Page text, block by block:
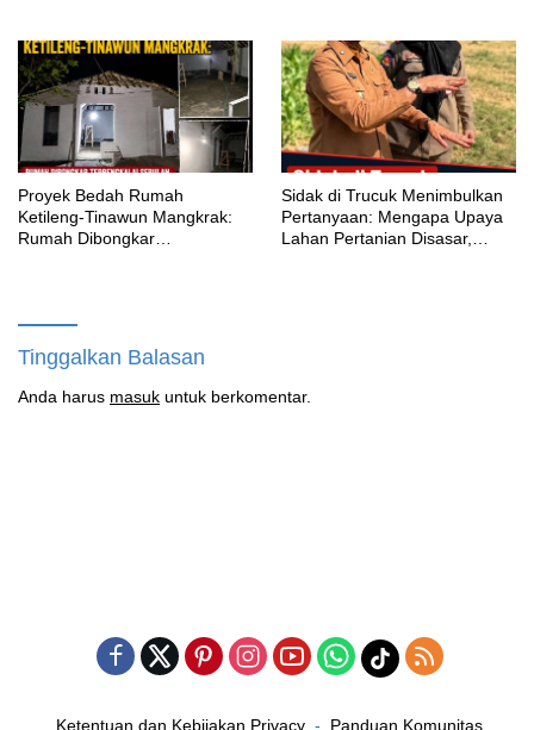
Proyek Bedah Rumah
Ketileng-Tinawun Mangkrak:
Rumah Dibongkar
‎Sidak di Trucuk Menimbulkan
Pertanyaan: Mengapa Upaya
Lahan Pertanian Disasar,
Tinggalkan Balasan
Anda harus masuk untuk berkomentar.
Ketentuan dan Kebijakan Privacy Panduan Komunitas